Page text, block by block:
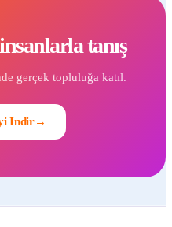
tanış
gerçek topluluğa katıl.
Indir→